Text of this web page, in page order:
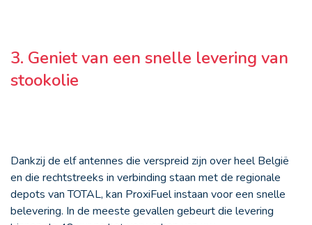
3. Geniet van een snelle levering van
stookolie
Dankzij de elf antennes die verspreid zijn over heel België
en die rechtstreeks in verbinding staan met de regionale
depots van TOTAL, kan ProxiFuel instaan voor een snelle
belevering. In de meeste gevallen gebeurt die levering